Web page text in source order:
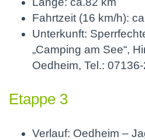
Fahrtzeit (16 km/h):
Unterkunft:
„Camping am See“,
Oedheim, Tel.:
Etappe 3
Verlauf: Oedheim –